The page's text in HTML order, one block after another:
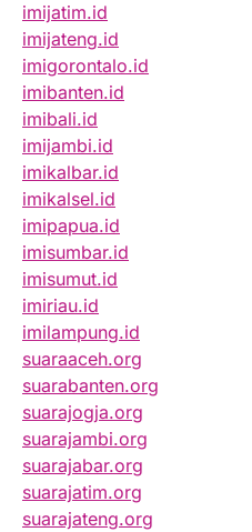
imijatim.id
imijateng.id
imigorontalo.id
imibanten.id
imibali.id
imijambi.id
imikalbar.id
imikalsel.id
imipapua.id
imisumbar.id
imisumut.id
imiriau.id
imilampung.id
suaraaceh.org
suarabanten.org
suarajogja.org
suarajambi.org
suarajabar.org
suarajatim.org
suarajateng.org